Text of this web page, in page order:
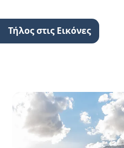
Τήλος στις Εικόνες